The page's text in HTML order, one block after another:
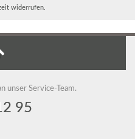
widerrufen.
unser Service-Team.
95